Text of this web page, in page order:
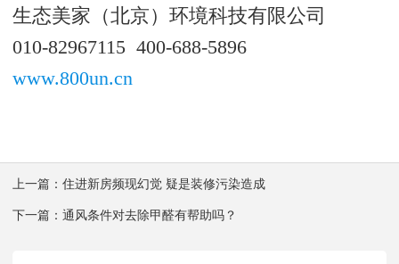
生态美家（北京）环境科技有限公司
010-82967115 400-688-5896
www.800un.cn
上一篇： 住进新房频现幻觉 疑是装修污染造成
下一篇： 通风条件对去除甲醛有帮助吗？